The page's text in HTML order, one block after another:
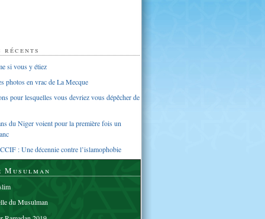
si vous y étiez
photos en vrac de La Mecque
pour lesquelles vous devriez vous dépêcher de
du Niger voient pour la première fois un
: Une décennie contre l’islamophobie
Musulman
du Musulman